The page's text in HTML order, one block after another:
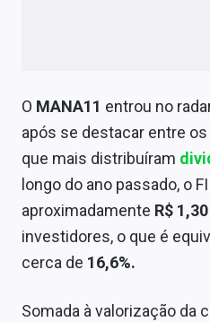
O MANA11 entrou no
após se destacar entre os
que mais distribuíram
longo do ano passado, o
aproximadamente R$
investidores, o que é
cerca de 16,6%.
Somada à valorização da